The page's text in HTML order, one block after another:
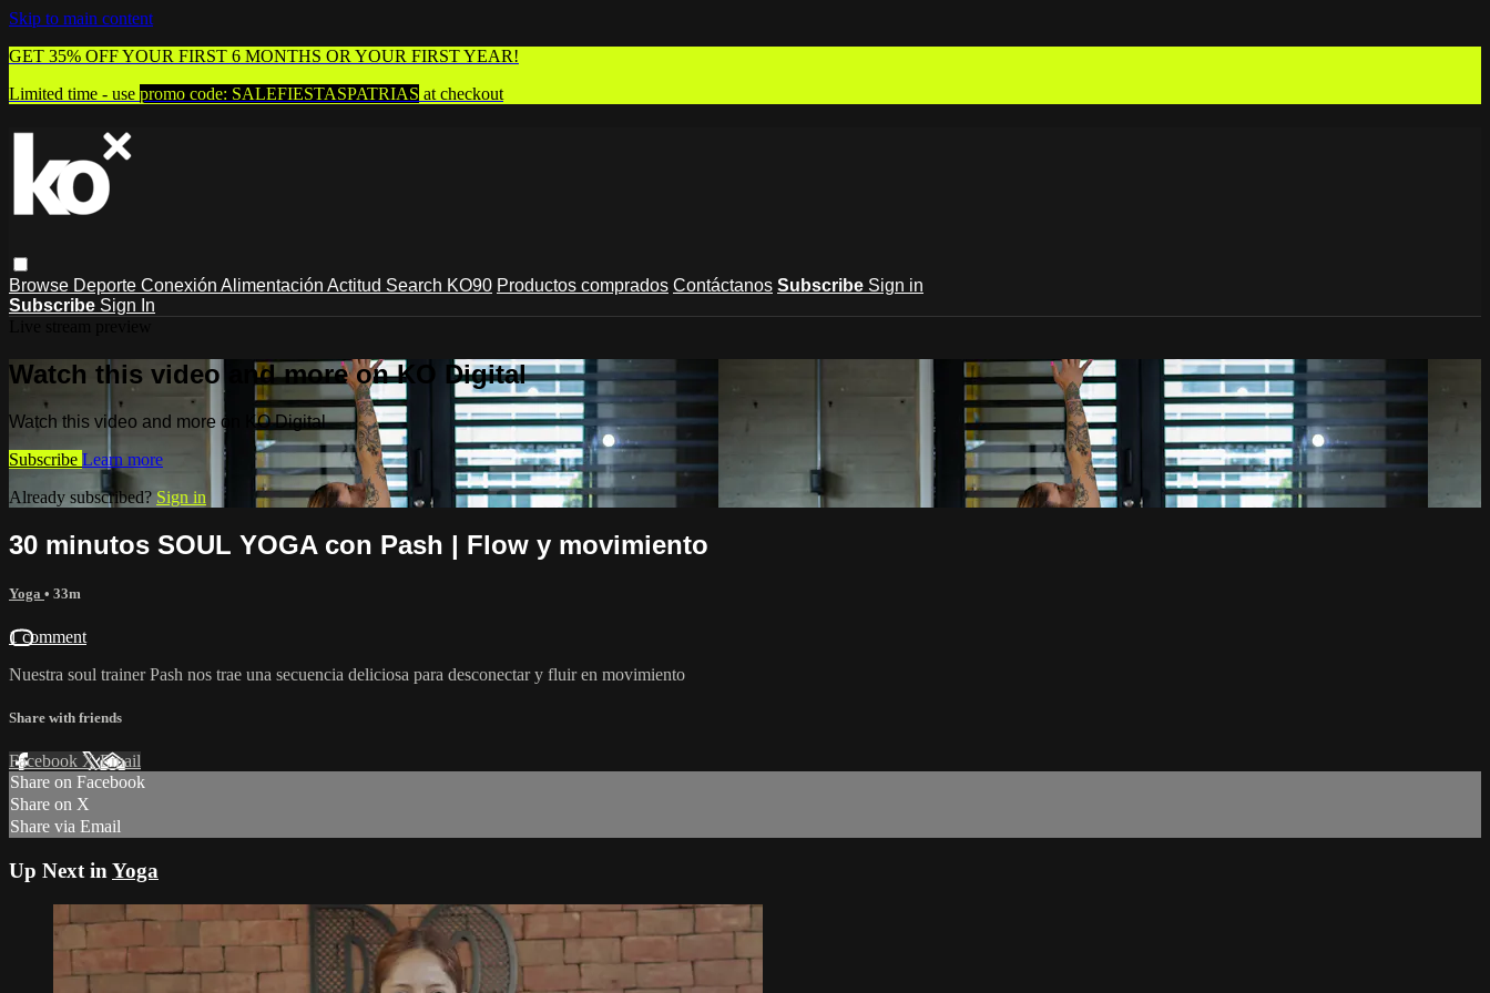
Skip to main content
GET 35% OFF YOUR FIRST 6 MONTHS OR YOUR FIRST YEAR!
Limited time - use promo code: SALEFIESTASPATRIAS at checkout
Browse Deporte Conexión Alimentación Actitud Search KO90 Productos comprados Contáctanos Subscribe Sign in
Subscribe Sign In
Watch this video and more on KO Digital
Watch this video and more on KO Digital
Subscribe Learn more
Already subscribed? Sign in
30 minutos SOUL YOGA con Pash | Flow y movimiento
Yoga • 33m
1 comment
Nuestra soul trainer Pash nos trae una secuencia deliciosa para desconectar y fluir en movimiento
Share with friends
Facebook XEmail
Share on Facebook
Share on X
Share via Email
Up Next in Yoga